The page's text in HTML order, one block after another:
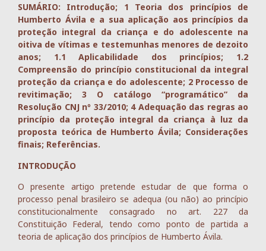
SUMÁRIO: Introdução; 1 Teoria dos princípios de
Humberto Ávila e a sua aplicação aos princípios da
proteção integral da criança e do adolescente na
oitiva de vítimas e testemunhas menores de dezoito
anos; 1.1 Aplicabilidade dos princípios; 1.2
Compreensão do princípio constitucional da integral
proteção da criança e do adolescente; 2 Processo de
revitimação; 3 O catálogo “programático” da
Resolução CNJ nº 33/2010; 4 Adequação das regras ao
princípio da proteção integral da criança à luz da
proposta teórica de Humberto Ávila; Considerações
finais; Referências.
INTRODUÇÃO
O presente artigo pretende estudar de que forma o
processo penal brasileiro se adequa (ou não) ao princípio
constitucionalmente consagrado no art. 227 da
Constituição Federal, tendo como ponto de partida a
teoria de aplicação dos princípios de Humberto Ávila.